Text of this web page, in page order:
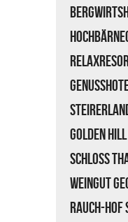
Golden
Schloss
Weingut
Rauch-Hof